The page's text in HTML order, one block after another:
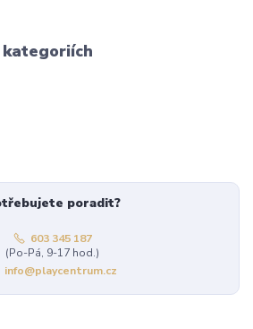
kategoriích
poradit?
603 345 187
(Po-Pá, 9-17 hod.)
info@playcentrum.cz